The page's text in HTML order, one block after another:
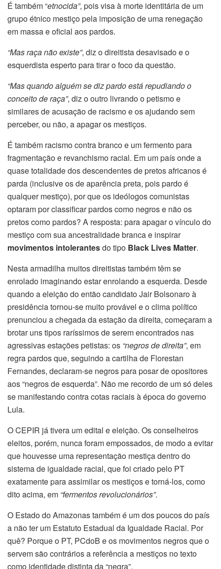
É também “etnocida”, pois visa à morte identitária de um
grupo étnico mestiço pela imposição de uma renegação
em massa e oficial aos pardos.
“Mas raça não existe”, diz o direitista desavisado e o
esquerdista esperto para tirar o foco da questão.
“Mas quando alguém se diz pardo está repudiando o
conceito de raça”, diz o outro livrando o petismo e
similares de acusação de racismo e os ajudando sem
perceber, ou não, a apagar os mestiços.
É também racismo contra branco e um fermento para
fragmentação e revanchismo racial. Em um país onde a
quase totalidade dos descendentes de pretos africanos é
parda (inclusive os de aparência preta, pois pardo é
qualquer mestiço), por que os ideólogos comunistas
optaram por classificar pardos como negros e não os
pretos como pardos? A resposta: para apagar o vínculo do
mestiço com sua ancestralidade branca e inspirar
movimentos intolerantesdo tipo Black Lives Matter.
Nesta armadilha muitos direitistas também têm se
enrolado imaginando estar enrolando a esquerda. Desde
quando a eleição do então candidato Jair Bolsonaro à
presidência tornou-se muito provável e o clima político
prenunciou a chegada da estação da direita, começaram a
brotar uns tipos raríssimos de serem encontrados nas
agressivas estações petistas: os “negros de direita”, em
regra pardos que, seguindo a cartilha de Florestan
Fernandes, declaram-se negros para posar de opositores
aos “negros de esquerda”. Não me recordo de um só deles
se manifestando contra cotas raciais à época do governo
Lula.
O CEPIR já tivera um edital e eleição. Os conselheiros
eleitos, porém, nunca foram empossados, de modo a evitar
que houvesse uma representação mestiça dentro do
sistema de igualdade racial, que foi criado pelo PT
exatamente para assimilar os mestiços e torná-los, como
dito acima, em “fermentos revolucionários”.
O Estado do Amazonas também é um dos poucos do país
a não ter um Estatuto Estadual da Igualdade Racial. Por
quê? Porque o PT, PCdoB e os movimentos negros que o
servem são contrários a referência a mestiços no texto
como identidade distinta da “negra”.